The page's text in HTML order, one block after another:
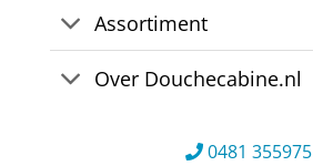
Assortiment
Over Douchecabine.nl
0481 355975